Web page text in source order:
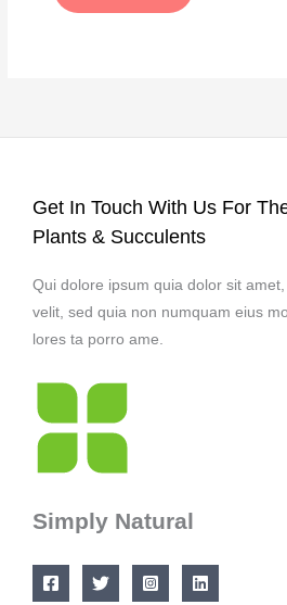
Get In Touch With Us For
Plants & Succulents
Qui dolore ipsum quia dolor sit
velit, sed quia non numquam eius
lores ta porro ame.
Simply Natural